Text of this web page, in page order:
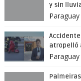
y sin
atropelló